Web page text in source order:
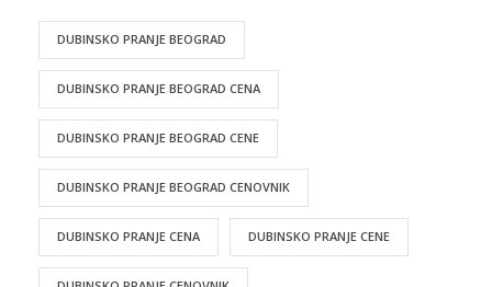
DUBINSKO PRANJE BEOGRAD
DUBINSKO PRANJE BEOGRAD CENA
DUBINSKO PRANJE BEOGRAD CENE
DUBINSKO PRANJE BEOGRAD CENOVNIK
DUBINSKO PRANJE CENA DUBINSKO PRANJE CENE